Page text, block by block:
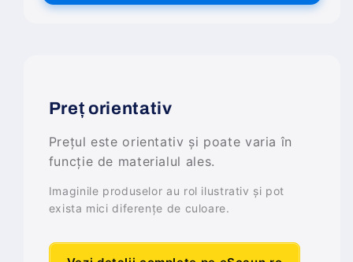
Preț orientativ
Prețul este orientativ și poate varia în
funcție de materialul ales.
Imaginile produselor au rol ilustrativ și pot
exista mici diferențe de culoare.